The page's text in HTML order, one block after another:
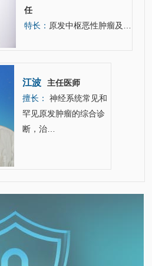
任
特长： 原发中枢恶性肿瘤及脑转移癌的诊断及治疗
江波
主任医师
擅长：
罕见原发肿瘤的综合诊
断，治…